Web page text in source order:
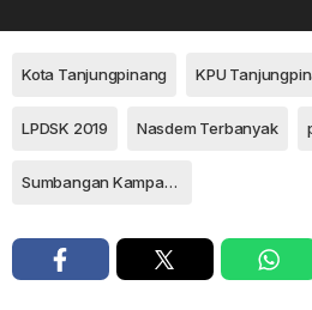
Kota Tanjungpinang KPU
LPDSK 2019 Nasdem Terbanyak
Sumbangan Kampanye